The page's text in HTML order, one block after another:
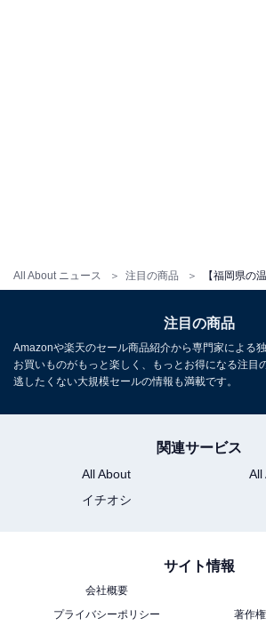
All About ニュース 注目の商品
所在地：福岡県朝倉市杷木久喜宮1840
料金
※プラン・部屋により価格は変動します
チェックイン・チェックアウト
チェックアウト：10:00
※プランにより時間が異なる可能性が
注目の商品
Amazonや楽天のセール商品紹介から専門家による
お買いものがもっと楽しく、もっとお得になる注目
逃したくない大規模セールの情報も満載です。
関連サービス
All About
All
イチオシ
サイト情報
会社概要
プライバシーポリシー
著作